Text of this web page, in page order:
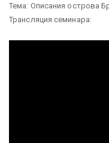
Тема: Описания острова
Трансляция семинара: